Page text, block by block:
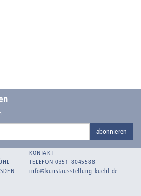
Koehler
abonnieren
KONTAKT
TELEFON 0351 8045588
info@kunstausstellung-kuehl.de